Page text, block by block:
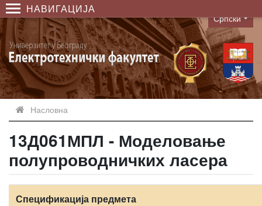
НАВИГАЦИЈА
Language
Српски
Насловна
13Д061МПЛ - Моделовање
полупроводничких ласера
Спецификација предмета